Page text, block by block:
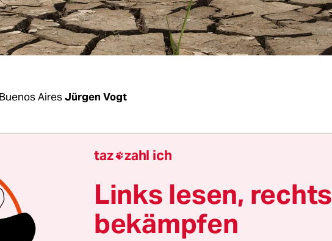
AiresJürgen Vogt
Dürren und Brände – 2020 waren
und die Karibik die weltweit am stärksten von
betroffene Region. So beschreibt es die Studie
in Latin America & the Caribbean 2020‘, die die
für Meteorologie (WMO)am Dienstag veröffentlicht
taz zahl ich
Links lesen, rechts
bekämpfen